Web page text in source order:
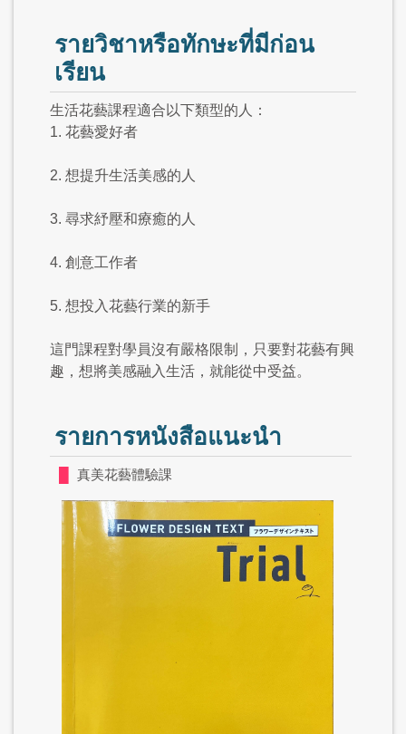
รายวิชาหรือทักษะที่มีก่อน
เรียน
生活花藝課程適合以下類型的人：
1. 花藝愛好者
2. 想提升生活美感的人
3. 尋求紓壓和療癒的人
4. 創意工作者
5. 想投入花藝行業的新手
這門課程對學員沒有嚴格限制，只要對花藝有興
趣，想將美感融入生活，就能從中受益。
รายการหนังสือแนะนำ
真美花藝體驗課